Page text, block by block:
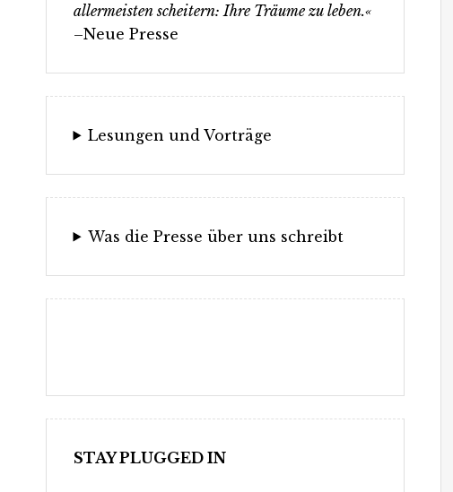
allermeisten scheitern: Ihre Träume zu leben.«
–Neue Presse
Lesungen und Vorträge
Was die Presse über uns schreibt
STAY PLUGGED IN